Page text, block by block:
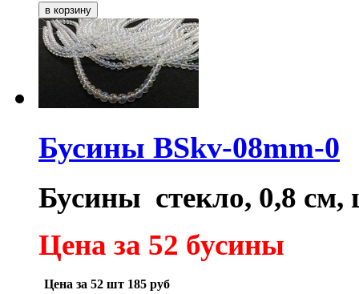
Бусины BSkv-08mm-0
Бусины стекло, 0,8 см,
Цена за 52 бусины
Цена за 52 шт 185 руб